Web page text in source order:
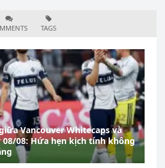
TAGS
Vancouver Whitecaps và
08/08: Hứa hẹn kịch tính không